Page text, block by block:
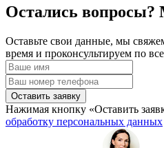
Остались
Оставьте свои данные, мы
время и проконсультируем по
Оставить заявку
Нажимая кнопку «Оставить
обработку персональных данных